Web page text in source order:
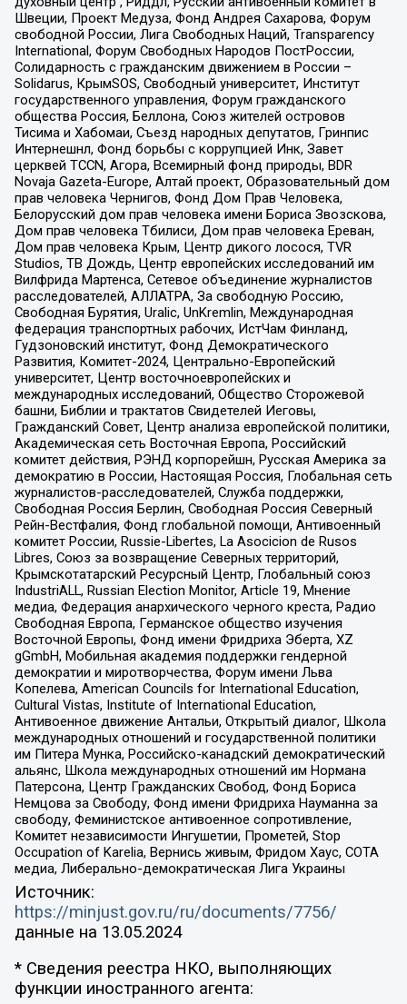
Швеции, Проект Медуза, Фонд Андрея Сахарова, Форум
свободной России, Лига Свободных Наций, Transparеncy
International, Форум Свободных Народов ПостРоссии,
Солидарность с гражданским движением в России –
Solidarus, КрымSOS, Свободный университет, Институт
государственного управления, Форум гражданского
общества Россия, Беллона, Союз жителей островов
Тисима и Хабомаи, Съезд народных депутатов, Гринпис
Интернешнл, Фонд борьбы с коррупцией Инк, Завет
церквей TCCN, Агора, Всемирный фонд природы, BDR
Novaja Gazeta-Europe, Алтай проект, Образовательный дом
прав человека Чернигов, Фонд Дом Прав Человека,
Белорусский дом прав человека имени Бориса Звозскова,
Дом прав человека Тбилиси, Дом прав человека Ереван,
Дом прав человека Крым, Центр дикого лосося, TVR
Studios, ТВ Дождь, Центр европейских исследований им
Вилфрида Мартенса, Сетевое объединение журналистов
расследователей, АЛЛАТРА, За свободную Россию,
Свободная Бурятия, Uralic, UnKremlin, Международная
федерация транспортных рабочих, ИстЧам Финланд,
Гудзоновский институт, Фонд Демократического
Развития, Комитет-2024, Центрально-Европейский
университет, Центр восточноевропейских и
международных исследований, Общество Сторожевой
башни, Библии и трактатов Свидетелей Иеговы,
Гражданский Совет, Центр анализа европейской политики,
Академическая сеть Восточная Европа, Российский
комитет действия, РЭНД корпорейшн, Русская Америка за
демократию в России, Настоящая Россия, Глобальная сеть
журналистов-расследователей, Служба поддержки,
Свободная Россия Берлин, Свободная Россия Северный
Рейн-Вестфалия, Фонд глобальной помощи, Антивоенный
комитет России, Russie-Libertes, La Asocicion de Rusos
Libres, Союз за возвращение Северных территорий,
Крымскотатарский Ресурсный Центр, Глобальный союз
IndustriALL, Russian Election Monitor, Article 19, Мнение
медиа, Федерация анархического черного креста, Радио
Свободная Европа, Германское общество изучения
Восточной Европы, Фонд имени Фридриха Эберта, XZ
gGmbH, Мобильная академия поддержки гендерной
демократии и миротворчества, Форум имени Льва
Копелева, American Councils for International Education,
Cultural Vistas, Institute of International Education,
Антивоенное движение Антальи, Открытый диалог, Школа
международных отношений и государственной политики
им Питера Мунка, Российско-канадский демократический
альянс, Школа международных отношений им Нормана
Патерсона, Центр Гражданских Свобод, Фонд Бориса
Немцова за Свободу, Фонд имени Фридриха Науманна за
свободу, Феминистское антивоенное сопротивление,
Комитет независимости Ингушетии, Прометей, Stop
Occupation of Karelia, Вернись живым, Фридом Хаус, СОТА
медиа, Либерально-демократическая Лига Украины
Источник:
https://minjust.gov.ru/ru/documents/7756/
данные на 13.05.2024
* Сведения реестра НКО, выполняющих
функции иностранного агента: